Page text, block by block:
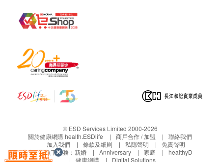
旋轉式底座，使用方便
即插即用，無需安裝
飲水機無需安裝。設計小巧，可放在家居任何地方。
多合一 RO 過濾的使用壽命長達 12 個月***。您只需
每年更換一次濾網，其餘時間即可安心享用乾淨的水
將會於送貨或取貨前透過電話, 電郵或WhatsApp通
知閣下另行安排。
退貨安排：
除更換保障情況外，所有已出售的貨品均不可退
後若有價格調整或促銷恕不能退回差價。
只限更換相同型號之產品，一張訂單只可進行一次
退貨。
© ESD Services Limited 2000-2026
關於健康網購 health.ESDlife
商戶合作 / 加盟
聯絡我們
加入我們
條款及細則 私隱聲明
免責聲明
生活易旗下業務： 新婚 Anniversary 家庭
healthyD
健康網購
Digital Solutions